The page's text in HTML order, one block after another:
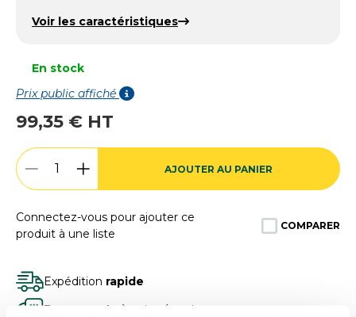
Voir les caractéristiques
En stock
Prix public affiché
99,35 € HT
AJOUTER AU PANIER
Connectez-vous pour ajouter ce
produit à une liste
COMPARER
Expédition rapide
Des experts
à votre écoute